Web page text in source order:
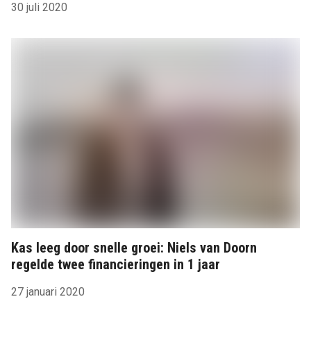
30 juli 2020
Kas leeg door snelle groei: Niels van Doorn
regelde twee financieringen in 1 jaar
27 januari 2020